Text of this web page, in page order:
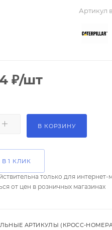
Артикул
₽/шт
В КОРЗИНУ
1 КЛИК
только для интернет-
от цен в розничных магазинах
АРТИКУЛЫ (КРОСС-